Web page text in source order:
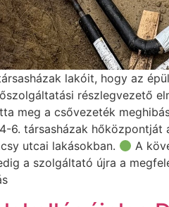
lakóit, hogy az
részlegvezető
meg a csővezeték
társasházak hőközpontját
utcai lakásokban.
A
a szolgáltató újra a